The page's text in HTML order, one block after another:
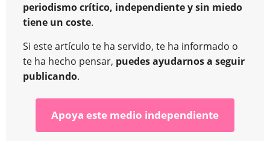
periodismo crítico, independiente y sin miedo
tiene un coste.
Si este artículo te ha servido, te ha informado o
te ha hecho pensar, puedes ayudarnos a seguir
publicando.
Apoya este medio independiente